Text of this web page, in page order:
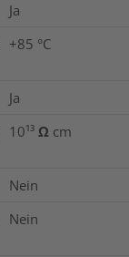
Ja
+85 °C
Ja
10¹³ Ω cm
Nein
Nein